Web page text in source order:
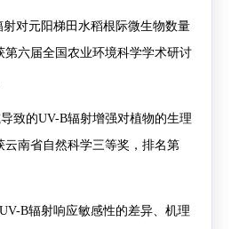
射对元阳梯田水稻根际微生物数量
第六届全国农业环境科学学术研讨
致的UV-B辐射增强对植物的生理
南省自然科学三等奖，排名第
B辐射响应敏感性的差异、机理